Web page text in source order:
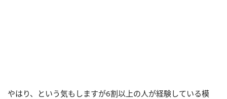
やはり、という気もしますが6割以上の人が経験している模